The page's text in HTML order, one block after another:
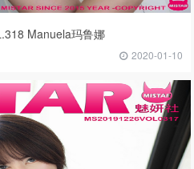
Manuela玛鲁娜
2020-01-10